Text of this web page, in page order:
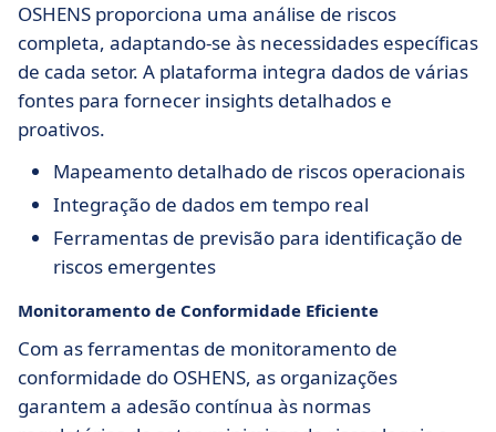
OSHENS proporciona uma análise de riscos
completa, adaptando-se às necessidades específicas
de cada setor. A plataforma integra dados de várias
fontes para fornecer insights detalhados e
proativos.
Mapeamento detalhado de riscos operacionais
Integração de dados em tempo real
Ferramentas de previsão para identificação de
riscos emergentes
Monitoramento de Conformidade Eficiente
Com as ferramentas de monitoramento de
conformidade do OSHENS, as organizações
garantem a adesão contínua às normas